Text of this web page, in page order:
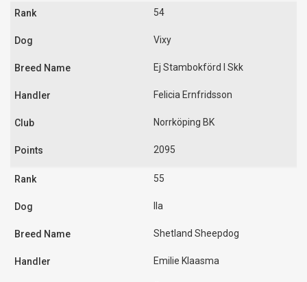
54
Vixy
Ej Stambokförd I Skk
Felicia Ernfridsson
Norrköping BK
2095
55
Ila
Shetland Sheepdog
Emilie Klaasma